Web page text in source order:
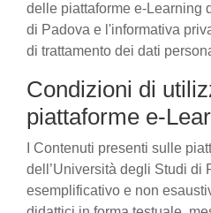
delle piattaforme e-Learning
di Padova e l'informativa
di trattamento dei dati
Condizioni di
piattaforme e-
I Contenuti presenti sulle
dell’Università degli Studi di
esemplificativo e non